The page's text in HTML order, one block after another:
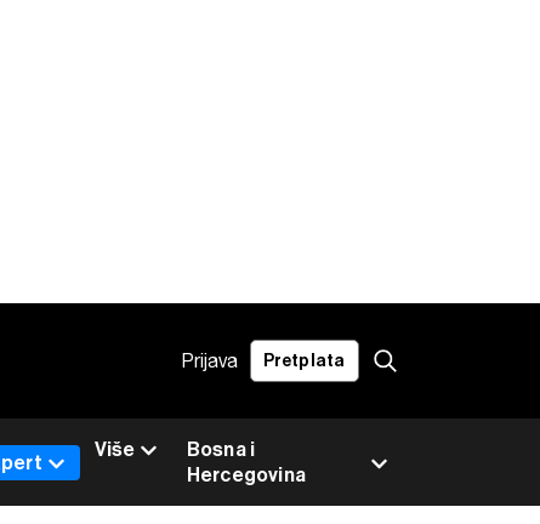
Prijava Pretplata
Bosna i
Hercegovina
Više